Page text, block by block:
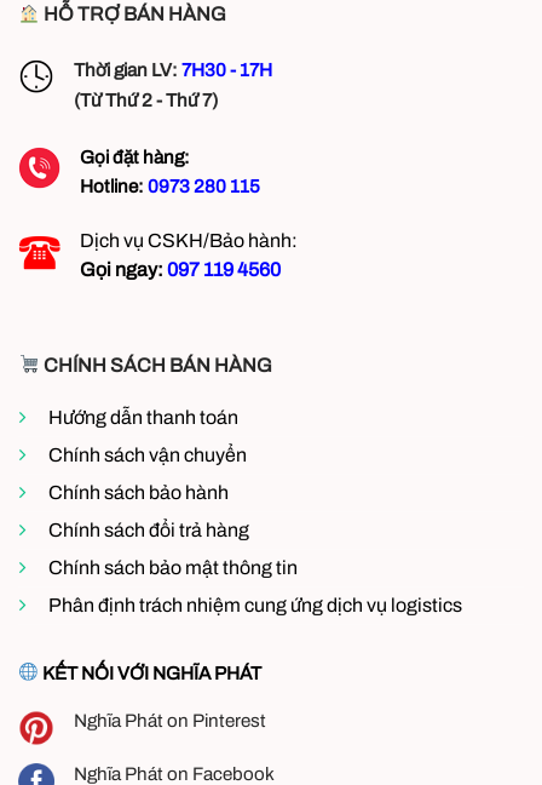
Ứng dụng Máy làm mát công nghiệp Sunfan di động
3. Ứng dụng của máy làm mát công nghiệp di động
SF18Y
Nhà xưởng, kho bãi
định, tăng hiệu suất làm việc của công nhân.
Tạo không gian mát mẻ, thoải mái cho khách
Hội trường, sân vận động, khu vui chơi
thống cố định.
Khu vực ngoài trời có mái che
HỖ TRỢ BÁN HÀNG
Thời gian LV: 7H30 - 17H
(Từ Thứ 2 - Thứ 7)
Gọi đặt hàng:
Hotline: 0973 280 115
Dịch vụ CSKH/Bảo hành:
Gọi ngay: 097 119 4560
CHÍNH SÁCH BÁN HÀNG
Hướng dẫn thanh toán
Chính sách vận chuyển
Chính sách bảo hành
Chính sách đổi trả hàng
Chính sách bảo mật thông tin
Phân định trách nhiệm cung ứng dịch vụ logistics
KẾT NỐI VỚI NGHĨA PHÁT
Nghĩa Phát on Pinterest
Nghĩa Phát on Facebook